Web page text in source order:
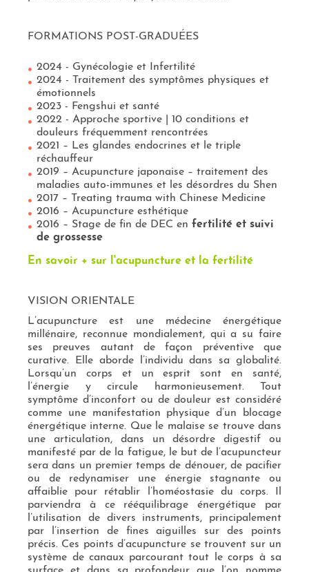
FORMATIONS POST-GRADUÉES
2024 - Gynécologie et Infertilité
2024 - Traitement des symptômes physiques et
émotionnels
2023 - Fengshui et santé
2022 - Approche sportive | 10 conditions et
douleurs fréquemment rencontrées
2021 – Les glandes endocrines et le triple
réchauffeur
2019 – Acupuncture japonaise – traitement des
maladies auto-immunes et les désordres du Shen
2017 – Treating trauma with Chinese Medicine
2016 – Acupuncture esthétique
2016 – Stage de fin de DEC en fertilité et suivi
de grossesse
En savoir + sur l'acupuncture et la fertilité
VISION ORIENTALE
L’acupuncture est une médecine énergétique
millénaire, reconnue mondialement, qui a su faire
ses preuves autant de façon préventive que
curative. Elle aborde l’individu dans sa globalité.
Lorsqu’un corps et un esprit sont en santé,
l’énergie y circule harmonieusement. Tout
symptôme d’inconfort ou de douleur est considéré
comme une manifestation physique d’un blocage
énergétique interne. Que le malaise se trouve dans
une articulation, dans un désordre digestif ou
manifesté par de la fatigue, le but de l’acupuncteur
sera dans un premier temps de dénouer, de pacifier
ou de redynamiser une énergie stagnante ou
affaiblie pour rétablir l’homéostasie du corps. Il
parviendra à ce rééquilibrage énergétique par
l’utilisation de divers instruments, principalement
par l’insertion de fines aiguilles sur des points
précis. Ces points d’acupuncture se trouvent sur un
système de canaux parcourant tout le corps à sa